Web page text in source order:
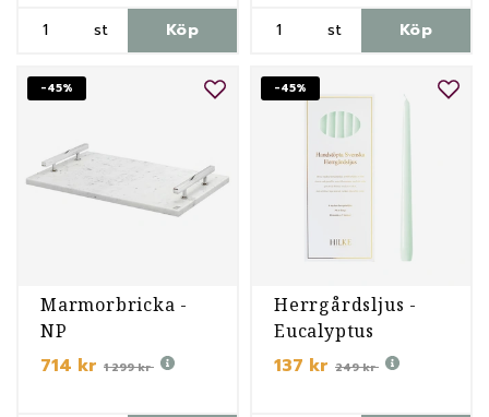
st Köp st Köp
-45%
Marmorbricka -
NP
714 kr 1 299 kr
-45%
Herrgårdsljus -
Eucalyptus
137 kr 249 kr